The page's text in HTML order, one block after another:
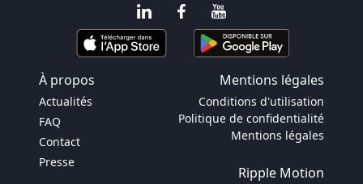
À propos Mentions légales
Actualités
FAQ
Contact
Presse
Conditions d'utilisation
Politique de confidentialité
Mentions légales
Ripple Motion